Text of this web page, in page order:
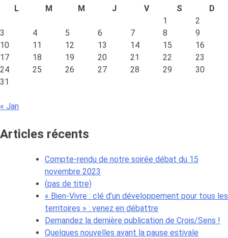
territoire
MELtamorphose
» »
Métropole
dans
MELtamorphose
L
M M J V S
D
1
2
3
4 5 6 7 8
9
10
11 12 13 14 15
16
17
18 19 20 21 22
23
24
25 26 27 28 29
30
31
« Jan
Articles récents
Compte-rendu de notre soirée débat du 15
novembre 2023
(pas de titre)
« Bien-Vivre : clé d’un développement pour tous les
territoires » : venez en débattre
Demandez la dernière publication de Crois/Sens !
Quelques nouvelles avant la pause estivale